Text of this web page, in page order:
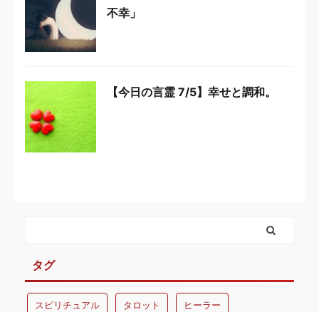
不幸」
【今日の言霊 7/5】幸せと調和。
タグ
スピリチュアル タロット ヒーラー